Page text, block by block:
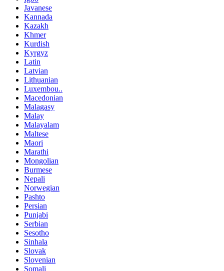
Javanese
Kannada
Kazakh
Khmer
Kurdish
Kyrgyz
Latin
Latvian
Lithuanian
Luxembou..
Macedonian
Malagasy
Malay
Malayalam
Maltese
Maori
Marathi
Mongolian
Burmese
Nepali
Norwegian
Pashto
Persian
Punjabi
Serbian
Sesotho
Sinhala
Slovak
Slovenian
Somali